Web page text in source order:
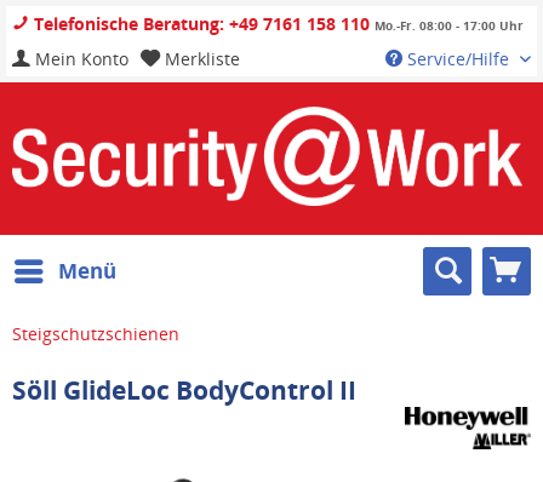
Telefonische Beratung: +49 7161 158 110 Mo.-Fr. 08:00 - 17:00 Uhr
Service/Hilfe
Mein Konto Merkliste
Menü
Steigschutzschienen
Söll GlideLoc BodyControl II